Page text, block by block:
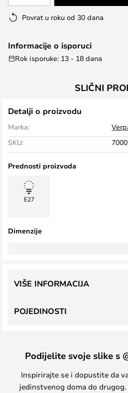
Povrat u roku od 30 dana
Informacije o isporuci
Rok isporuke: 13 - 18 dana
SLIČNI
Detalji o proizvodu
Marka:
SKU:
Prednosti proizvoda
E27
Dimenzije
POJEDINOSTI
VIŠE INFORMACIJA
Podijelite svoje slike s
Inspirirajte se i dopustite da
jedinstvenog doma do